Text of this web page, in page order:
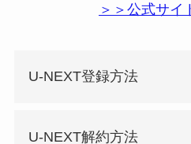
＞＞公式サイ
U-NEXT登録方法
U-NEXT解約方法